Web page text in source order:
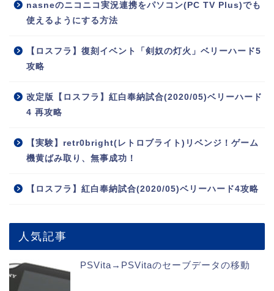
nasneのニコニコ実況連携をパソコン(PC TV Plus)でも
使えるようにする方法
【ロスフラ】復刻イベント「剣奴の灯火」ベリーハード5
攻略
改定版【ロスフラ】紅白奉納試合(2020/05)ベリーハード
4 再攻略
【実験】retr0bright(レトロブライト)リベンジ！ゲーム
機黄ばみ取り、無事成功！
【ロスフラ】紅白奉納試合(2020/05)ベリーハード4攻略
人気記事
PSVita→PSVitaのセーブデータの移動